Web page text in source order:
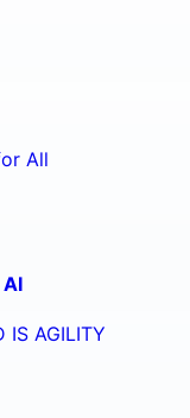
All
IS AGILITY